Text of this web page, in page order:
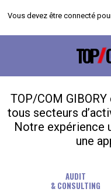
Vous devez être connecté
TOP
TOP/COM
tous secteurs
Notre expérience
une
AUDIT
& CONSULTING